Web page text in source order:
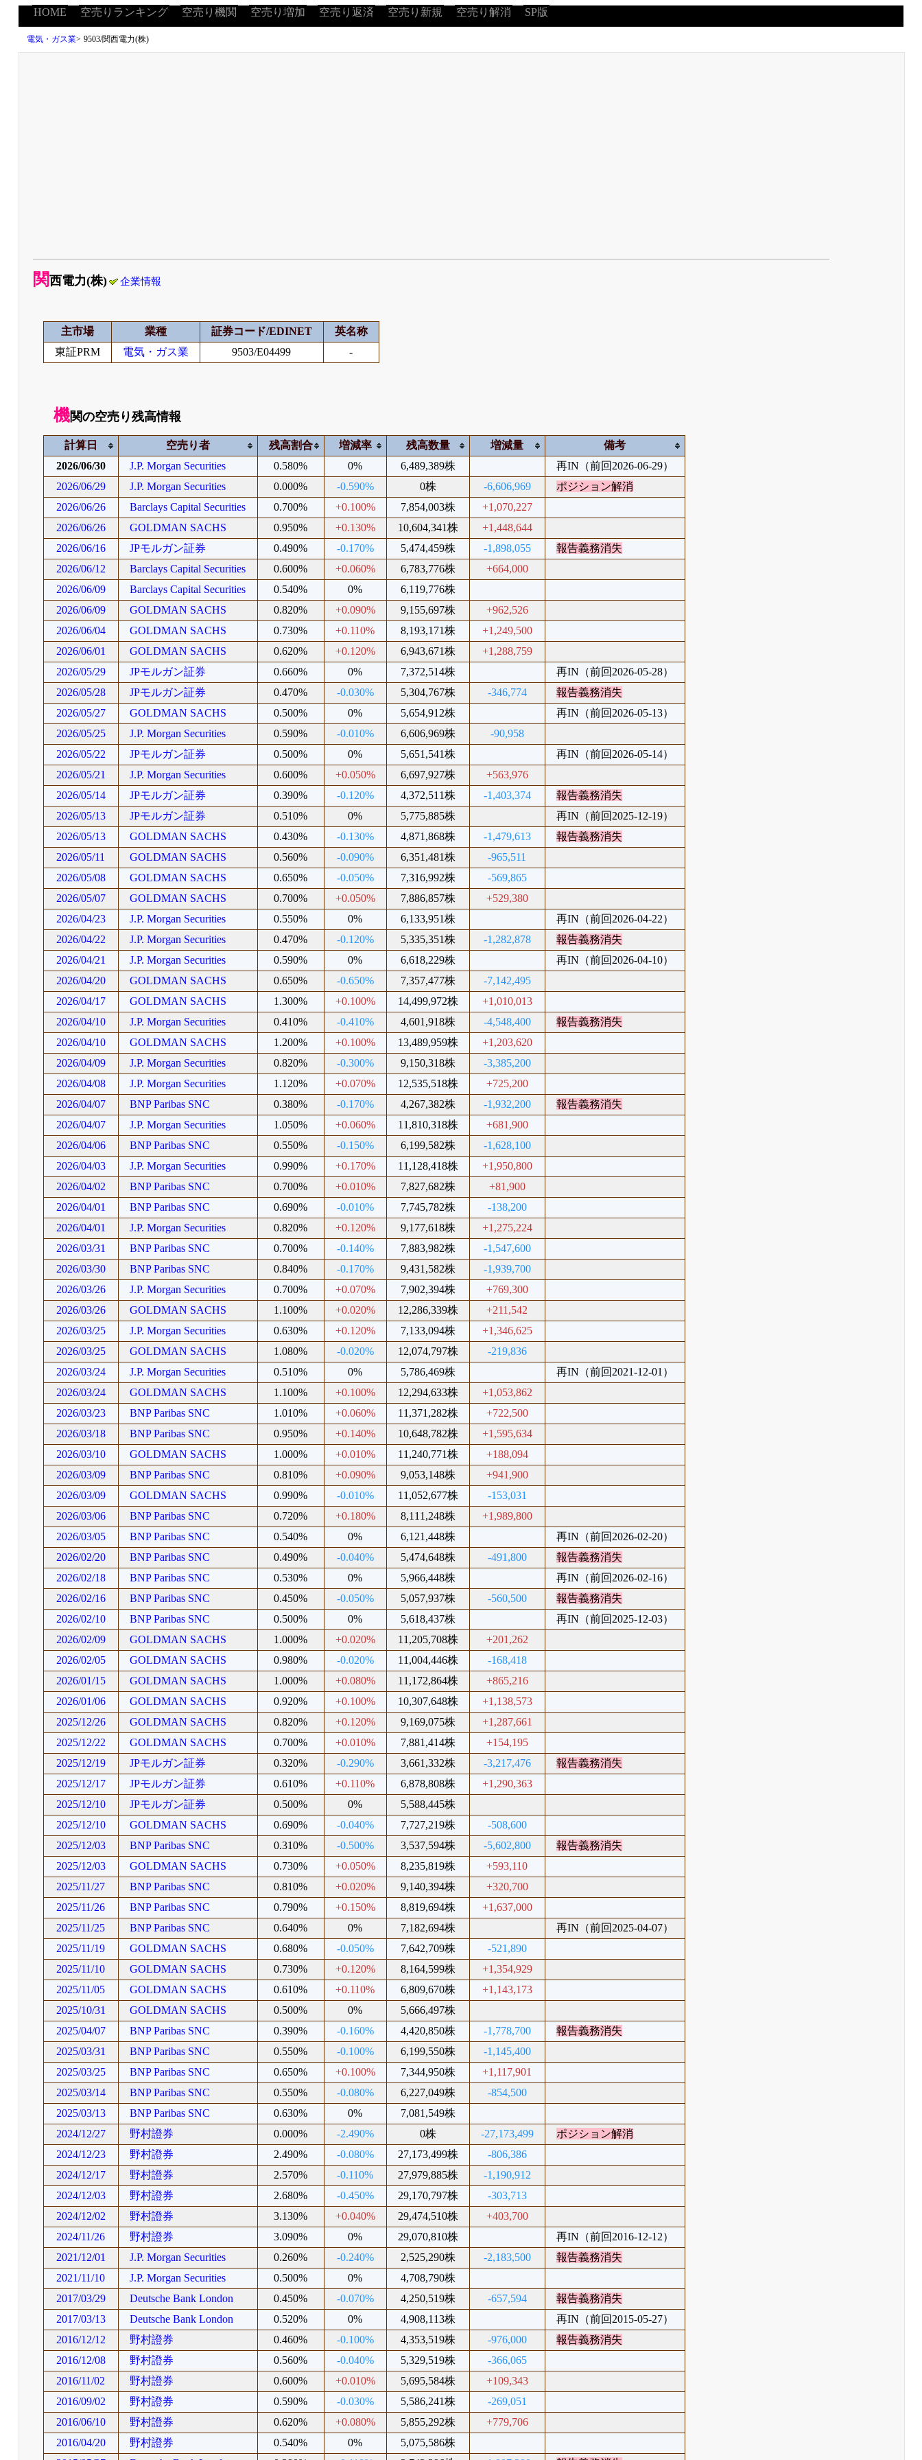
HOME 空売りランキング 空売り機関 空売り増加 空売り返済 空売り新規 空売り解消 SP版
電気・ガス業> 9503/関西電力(株)
関西電力(株) 企業情報
主市場 業種 証券コード/EDINET
英名称
東証PRM
電気・ガス業 9503/E04499 -
機関の空売り残高情報
計算日 空売り者 残高割合 増減率 残高数量 増減量
備考
2026/06/30
J.P. Morgan Securities 0.580% 0% 6,489,389株
再IN（前回2026-06-29）
2026/06/29
J.P. Morgan Securities 0.000% -0.590% 0株 -6,606,969
ポジション解消
2026/06/26
Barclays Capital Securities 0.700% +0.100% 7,854,003株
+1,070,227
2026/06/26
GOLDMAN SACHS 0.950% +0.130% 10,604,341株
+1,448,644
2026/06/16
JPモルガン証券 0.490% -0.170% 5,474,459株 -1,898,055
報告義務消失
2026/06/12
Barclays Capital Securities 0.600% +0.060% 6,783,776株
+664,000
2026/06/09
Barclays Capital Securities 0.540% 0%
6,119,776株
2026/06/09
GOLDMAN SACHS 0.820% +0.090% 9,155,697株
+962,526
2026/06/04
GOLDMAN SACHS 0.730% +0.110% 8,193,171株
+1,249,500
2026/06/01
GOLDMAN SACHS 0.620% +0.120% 6,943,671株
+1,288,759
2026/05/29
JPモルガン証券 0.660% 0% 7,372,514株
再IN（前回2026-05-28）
2026/05/28
JPモルガン証券 0.470% -0.030% 5,304,767株 -346,774
報告義務消失
2026/05/27
GOLDMAN SACHS 0.500% 0% 5,654,912株
再IN（前回2026-05-13）
2026/05/25
J.P. Morgan Securities 0.590% -0.010% 6,606,969株
-90,958
2026/05/22
JPモルガン証券 0.500% 0% 5,651,541株
再IN（前回2026-05-14）
2026/05/21
J.P. Morgan Securities 0.600% +0.050% 6,697,927株
+563,976
2026/05/14
JPモルガン証券 0.390% -0.120% 4,372,511株 -1,403,374
報告義務消失
2026/05/13
JPモルガン証券 0.510% 0% 5,775,885株
再IN（前回2025-12-19）
2026/05/13
GOLDMAN SACHS 0.430% -0.130% 4,871,868株 -1,479,613
報告義務消失
2026/05/11
GOLDMAN SACHS 0.560% -0.090% 6,351,481株
-965,511
2026/05/08
GOLDMAN SACHS 0.650% -0.050% 7,316,992株
-569,865
2026/05/07
GOLDMAN SACHS 0.700% +0.050% 7,886,857株
+529,380
2026/04/23
J.P. Morgan Securities 0.550% 0% 6,133,951株
再IN（前回2026-04-22）
2026/04/22
J.P. Morgan Securities 0.470% -0.120% 5,335,351株 -1,282,878
報告義務消失
2026/04/21
J.P. Morgan Securities 0.590% 0% 6,618,229株
再IN（前回2026-04-10）
2026/04/20
GOLDMAN SACHS 0.650% -0.650% 7,357,477株
-7,142,495
2026/04/17
GOLDMAN SACHS 1.300% +0.100% 14,499,972株
+1,010,013
2026/04/10
J.P. Morgan Securities 0.410% -0.410% 4,601,918株 -4,548,400
報告義務消失
2026/04/10
GOLDMAN SACHS 1.200% +0.100% 13,489,959株
+1,203,620
2026/04/09
J.P. Morgan Securities 0.820% -0.300% 9,150,318株
-3,385,200
2026/04/08
J.P. Morgan Securities 1.120% +0.070% 12,535,518株
+725,200
2026/04/07
BNP Paribas SNC 0.380% -0.170% 4,267,382株 -1,932,200
報告義務消失
2026/04/07
J.P. Morgan Securities 1.050% +0.060% 11,810,318株
+681,900
2026/04/06
BNP Paribas SNC 0.550% -0.150% 6,199,582株
-1,628,100
2026/04/03
J.P. Morgan Securities 0.990% +0.170% 11,128,418株
+1,950,800
2026/04/02
BNP Paribas SNC 0.700% +0.010% 7,827,682株
+81,900
2026/04/01
BNP Paribas SNC 0.690% -0.010% 7,745,782株
-138,200
2026/04/01
J.P. Morgan Securities 0.820% +0.120% 9,177,618株
+1,275,224
2026/03/31
BNP Paribas SNC 0.700% -0.140% 7,883,982株
-1,547,600
2026/03/30
BNP Paribas SNC 0.840% -0.170% 9,431,582株
-1,939,700
2026/03/26
J.P. Morgan Securities 0.700% +0.070% 7,902,394株
+769,300
2026/03/26
GOLDMAN SACHS 1.100% +0.020% 12,286,339株
+211,542
2026/03/25
J.P. Morgan Securities 0.630% +0.120% 7,133,094株
+1,346,625
2026/03/25
GOLDMAN SACHS 1.080% -0.020% 12,074,797株
-219,836
2026/03/24
J.P. Morgan Securities 0.510% 0% 5,786,469株
再IN（前回2021-12-01）
2026/03/24
GOLDMAN SACHS 1.100% +0.100% 12,294,633株
+1,053,862
2026/03/23
BNP Paribas SNC 1.010% +0.060% 11,371,282株
+722,500
2026/03/18
BNP Paribas SNC 0.950% +0.140% 10,648,782株
+1,595,634
2026/03/10
GOLDMAN SACHS 1.000% +0.010% 11,240,771株
+188,094
2026/03/09
BNP Paribas SNC 0.810% +0.090% 9,053,148株
+941,900
2026/03/09
GOLDMAN SACHS 0.990% -0.010% 11,052,677株
-153,031
2026/03/06
BNP Paribas SNC 0.720% +0.180% 8,111,248株
+1,989,800
2026/03/05
BNP Paribas SNC 0.540% 0% 6,121,448株
再IN（前回2026-02-20）
2026/02/20
BNP Paribas SNC 0.490% -0.040% 5,474,648株 -491,800
報告義務消失
2026/02/18
BNP Paribas SNC 0.530% 0% 5,966,448株
再IN（前回2026-02-16）
2026/02/16
BNP Paribas SNC 0.450% -0.050% 5,057,937株 -560,500
報告義務消失
2026/02/10
BNP Paribas SNC 0.500% 0% 5,618,437株
再IN（前回2025-12-03）
2026/02/09
GOLDMAN SACHS 1.000% +0.020% 11,205,708株
+201,262
2026/02/05
GOLDMAN SACHS 0.980% -0.020% 11,004,446株
-168,418
2026/01/15
GOLDMAN SACHS 1.000% +0.080% 11,172,864株
+865,216
2026/01/06
GOLDMAN SACHS 0.920% +0.100% 10,307,648株
+1,138,573
2025/12/26
GOLDMAN SACHS 0.820% +0.120% 9,169,075株
+1,287,661
2025/12/22
GOLDMAN SACHS 0.700% +0.010% 7,881,414株
+154,195
2025/12/19
JPモルガン証券 0.320% -0.290% 3,661,332株 -3,217,476
報告義務消失
2025/12/17
JPモルガン証券 0.610% +0.110% 6,878,808株
+1,290,363
2025/12/10
JPモルガン証券 0.500% 0%
5,588,445株
2025/12/10
GOLDMAN SACHS 0.690% -0.040% 7,727,219株
-508,600
2025/12/03
BNP Paribas SNC 0.310% -0.500% 3,537,594株 -5,602,800
報告義務消失
2025/12/03
GOLDMAN SACHS 0.730% +0.050% 8,235,819株
+593,110
2025/11/27
BNP Paribas SNC 0.810% +0.020% 9,140,394株
+320,700
2025/11/26
BNP Paribas SNC 0.790% +0.150% 8,819,694株
+1,637,000
2025/11/25
BNP Paribas SNC 0.640% 0% 7,182,694株
再IN（前回2025-04-07）
2025/11/19
GOLDMAN SACHS 0.680% -0.050% 7,642,709株
-521,890
2025/11/10
GOLDMAN SACHS 0.730% +0.120% 8,164,599株
+1,354,929
2025/11/05
GOLDMAN SACHS 0.610% +0.110% 6,809,670株
+1,143,173
2025/10/31
GOLDMAN SACHS 0.500% 0%
5,666,497株
2025/04/07
BNP Paribas SNC 0.390% -0.160% 4,420,850株 -1,778,700
報告義務消失
2025/03/31
BNP Paribas SNC 0.550% -0.100% 6,199,550株
-1,145,400
2025/03/25
BNP Paribas SNC 0.650% +0.100% 7,344,950株
+1,117,901
2025/03/14
BNP Paribas SNC 0.550% -0.080% 6,227,049株
-854,500
2025/03/13
BNP Paribas SNC 0.630% 0%
7,081,549株
2024/12/27
野村證券 0.000% -2.490% 0株 -27,173,499
ポジション解消
2024/12/23
野村證券 2.490% -0.080% 27,173,499株
-806,386
2024/12/17
野村證券 2.570% -0.110% 27,979,885株
-1,190,912
2024/12/03
野村證券 2.680% -0.450% 29,170,797株
-303,713
2024/12/02
野村證券 3.130% +0.040% 29,474,510株
+403,700
2024/11/26
野村證券 3.090% 0% 29,070,810株
再IN（前回2016-12-12）
2021/12/01
J.P. Morgan Securities 0.260% -0.240% 2,525,290株 -2,183,500
報告義務消失
2021/11/10
J.P. Morgan Securities 0.500% 0%
4,708,790株
2017/03/29
Deutsche Bank London 0.450% -0.070% 4,250,519株 -657,594
報告義務消失
2017/03/13
Deutsche Bank London 0.520% 0% 4,908,113株
再IN（前回2015-05-27）
2016/12/12
野村證券 0.460% -0.100% 4,353,519株 -976,000
報告義務消失
2016/12/08
野村證券 0.560% -0.040% 5,329,519株
-366,065
2016/11/02
野村證券 0.600% +0.010% 5,695,584株
+109,343
2016/09/02
野村證券 0.590% -0.030% 5,586,241株
-269,051
2016/06/10
野村證券 0.620% +0.080% 5,855,292株
+779,706
2016/04/20
野村證券 0.540% 0%
5,075,586株